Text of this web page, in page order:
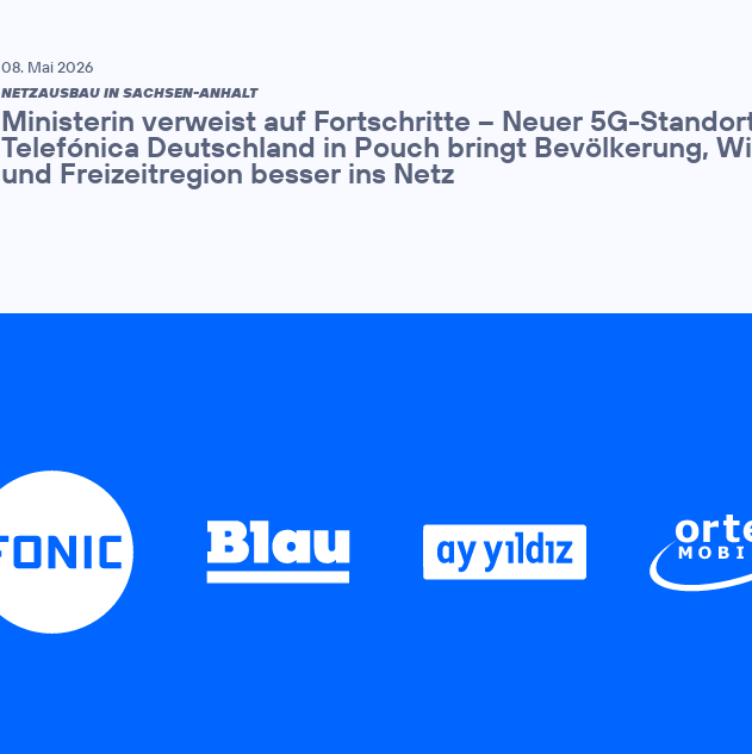
08. Mai 2026
NETZAUSBAU IN SACHSEN-ANHALT
Ministerin verweist auf Fortschritte – Neuer 5G-
Telefónica Deutschland in Pouch bringt Bevölkerung,
und Freizeitregion besser ins Netz